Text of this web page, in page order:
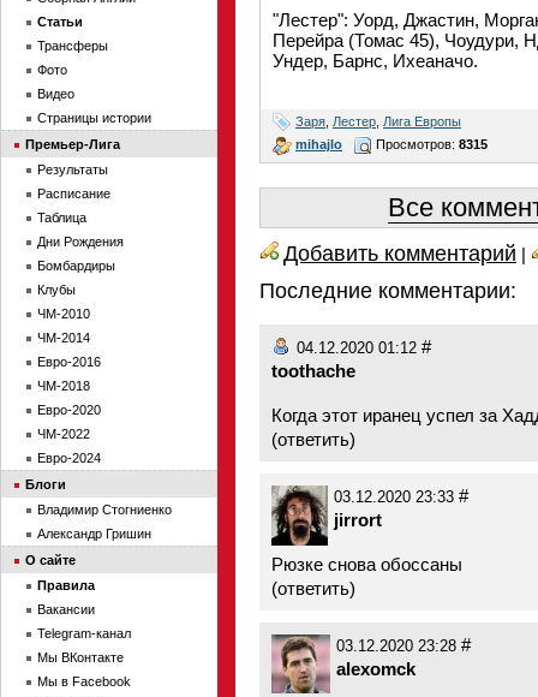
"Лестер": Уорд, Джастин,
Перейра (Томас 45), Чоудури,
Ундер, Барнс, Ихеаначо.
Заря Лестер Лига Европы
mihajlo
Просмотров: 8315
Все
Добавить комментарий |
Последние комментарии:
04.12.2020 01:12 #
toothache
Когда этот иранец успел за
(ответить)
03.12.2020 23:33 #
jirrort
Рюзке снова обоссаны
(ответить)
03.12.2020 23:28 #
alexomck
Статьи
Трансферы
Фото
Видео
Страницы истории
Премьер-Лига
Результаты
Расписание
Таблица
Дни Рождения
Бомбардиры
Клубы
ЧМ-2010
ЧМ-2014
Евро-2016
ЧМ-2018
Евро-2020
ЧМ-2022
Евро-2024
Блоги
Владимир Стогниенко
Александр Гришин
О сайте
Правила
Вакансии
Telegram-канал
Мы ВКонтакте
Мы в Facebook